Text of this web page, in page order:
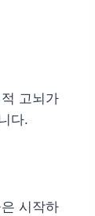
고뇌가
다.
시작하